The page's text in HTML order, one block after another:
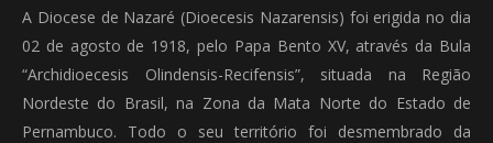
A Diocese de Nazaré (Dioecesis Nazarensis) foi erigida no dia
02 de agosto de 1918, pelo Papa Bento XV, através da Bula
“Archidioecesis Olindensis-Recifensis”, situada na Região
Nordeste do Brasil, na Zona da Mata Norte do Estado de
Pernambuco. Todo o seu território foi desmembrado da